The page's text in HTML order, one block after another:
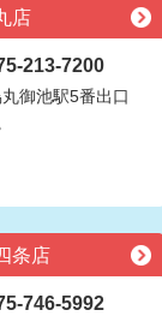
店
213-7200
御池駅5番出口
条店
746-5992